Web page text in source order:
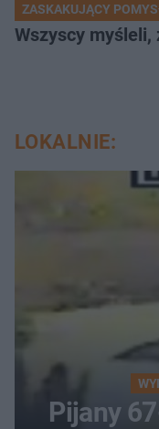
ZASKAKUJĄCY
Wszyscy myśleli,
LOKALNIE:
Pijany